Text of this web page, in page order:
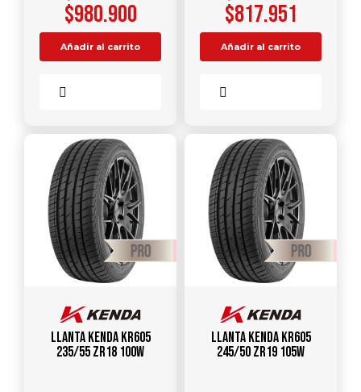
$980.900
Añadir al carrito
$817.951
Añadir al carrito
Llanta KENDA KR605
235/55 ZR18 100W
Llanta KENDA KR605
245/50 ZR19 105W